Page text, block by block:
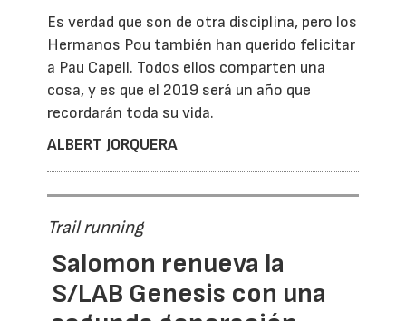
Es verdad que son de otra disciplina, pero los
Hermanos Pou también han querido felicitar
a Pau Capell. Todos ellos comparten una
cosa, y es que el 2019 será un año que
recordarán toda su vida.
ALBERT JORQUERA
Trail running
Salomon renueva la
S/LAB Genesis con una